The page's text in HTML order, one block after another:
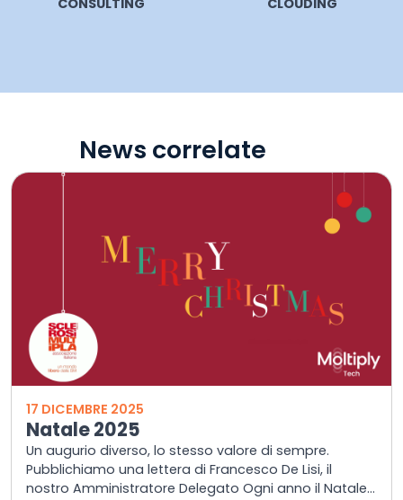
News correlate
17 DICEMBRE 2025
Natale 2025
Un augurio diverso, lo stesso valore di sempre.
Pubblichiamo una lettera di Francesco De Lisi, il
nostro Amministratore Delegato Ogni anno il Natale...